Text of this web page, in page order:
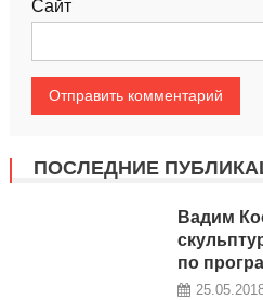
Сайт
ПОСЛЕДНИЕ
Вадим
по